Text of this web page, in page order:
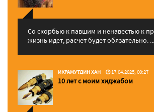
Со скорбью к павшим и ненавестью к
жизнь идет, расчет будет обязательно. ...
ИКРАМУТДИН ХАН 17.04.2025, 00:27
10 лет с моим хиджабом